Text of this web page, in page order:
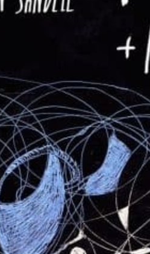
nach Witterung dauert
weiterarbeiten kann.
entsteht ein relativ
Strich – hierfür
Das Finish wurde im
&